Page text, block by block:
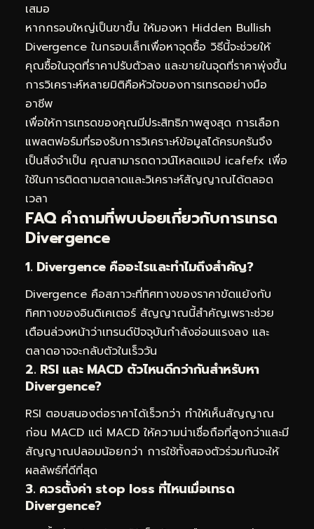
เสมอ
หากกรอบใหญ่เป็นขาขึ้น ให้มองหา Hidden Bullish
Divergence ในกรอบเล็กเพื่อหาจุดซื้อ วิธีนี้จะช่วยให้
คุณซื้อในจุดที่ราคาปรับตัวลง และขายในจุดที่ราคาพุ่งขึ้น
การวิเคราะห์หลายมิติคือหัวใจของการเทรดอย่างมือ
อาชีพ
เพื่อให้การเทรดของคุณมีประสิทธิภาพสูงสุด การเลือก
แพลตฟอร์มที่รองรับการวิเคราะห์ข้อมูลได้ครบครันจึง
เป็นสิ่งจำเป็น คุณสามารถดาวน์โหลดแอป icafefx เพื่อ
ใช้ในการติดตามตลาดและวิเคราะห์สัญญาณได้ตลอด
เวลา
FAQ คำถามที่พบบ่อยเกี่ยวกับการเทรด
Divergence
1. Divergence คืออะไรและทำไมถึงสำคัญ?
Divergence คือสภาวะที่ทิศทางของราคาขัดแย้งกับ
ทิศทางของอินดิเคเตอร์ สัญญาณนี้สำคัญเพราะช่วย
เตือนล่วงหน้าว่าเทรนด์ปัจจุบันกำลังอ่อนแรงลง และ
ตลาดอาจจะกลับตัวในเร็ววัน
2. RSI และ MACD ตัวไหนดีกว่ากันสำหรับหา
Divergence?
RSI ตอบสนองต่อราคาได้เร็วกว่า ทำให้เห็นสัญญาณ
ก่อน MACD แต่ MACD ให้ความน่าเชื่อถือที่สูงกว่าและมี
สัญญาณปลอมน้อยกว่า การใช้ทั้งสองตัวร่วมกันจะให้
ผลลัพธ์ที่ดีที่สุด
3. ควรตั้งค่า stop loss ที่ไหนเมื่อเทรด
Divergence?